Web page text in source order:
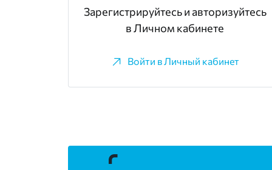
Зарегистрируйтесь и авторизуйтесь
в Личном кабинете
Войти в Личный кабинет